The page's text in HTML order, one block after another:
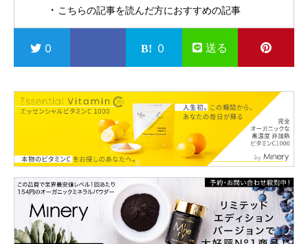
こちらの記事を読んだ方におすすめの記事
0 0 送る